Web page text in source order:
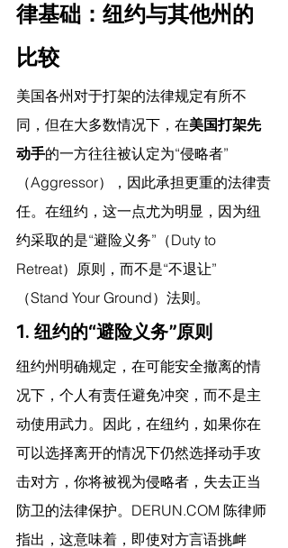
律基础：纽约与其他州的
比较
美国各州对于打架的法律规定有所不
同，但在大多数情况下，在美国打架先
动手的一方往往被认定为“侵略者”
（Aggressor），因此承担更重的法律责
任。在纽约，这一点尤为明显，因为纽
约采取的是“避险义务”（Duty to
Retreat）原则，而不是“不退让”
（Stand Your Ground）法则。
1. 纽约的“避险义务”原则
纽约州明确规定，在可能安全撤离的情
况下，个人有责任避免冲突，而不是主
动使用武力。因此，在纽约，如果你在
可以选择离开的情况下仍然选择动手攻
击对方，你将被视为侵略者，失去正当
防卫的法律保护。 DERUN.COM 陈律师
指出， 这意味着，即使对方言语挑衅